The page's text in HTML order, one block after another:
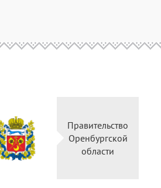
Министерство
культуры
Российской
федерации